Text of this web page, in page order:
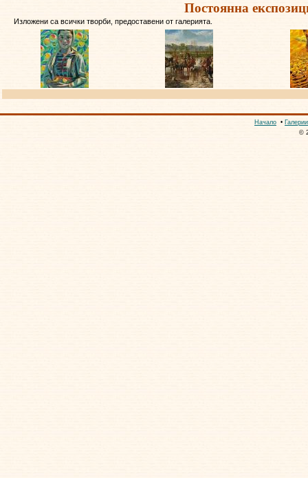
Постоянна
Изложени са всички творби, предоставени от галерията.
Начало • Галерии
©